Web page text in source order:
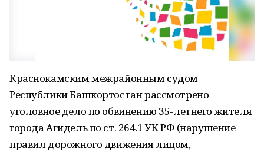
Краснокамским межрайонным судом
Республики Башкортостан рассмотрено
уголовное дело по обвинению 35-летнего жителя
города Агидель по ст. 264.1 УК РФ (нарушение
правил дорожного движения лицом,